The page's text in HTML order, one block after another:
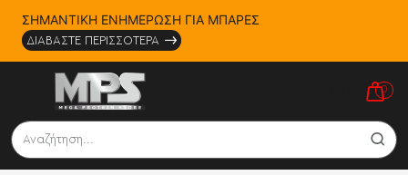
ΣΗΜΑΝΤΙΚΗ ΕΝΗΜΕΡΩΣΗ ΓΙΑ ΜΠΑΡΕΣ
ΔΙΑΒΑΣΤΕ ΠΕΡΙΣΣΟΤΕΡΑ
0
Αναζήτηση...